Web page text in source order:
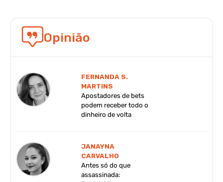
Opinião
FERNANDA S.
MARTINS
Apostadores de bets
podem receber todo o
dinheiro de volta
JANAYNA
CARVALHO
Antes só do que
assassinada: